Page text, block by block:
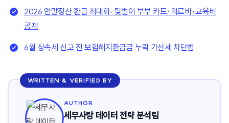
2026 연말정산 환급 최대화: 맞벌이 부부 카드·의료비·교육비
공제
6월 상속세 신고 전 보험해지환급금 누락 가산세 차단법
WRITTEN & VERIFIED BY
AUTHOR
세무사랑 데이터 전략 분석팀